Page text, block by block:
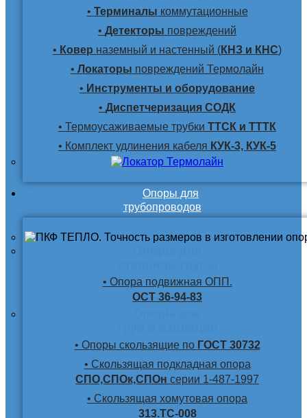
• Терминалы коммутационные
• Детекторы повреждений
• Ковер наземный и настенный (КНЗ и КНС)
• Локаторы повреждений Термолайн
• Инструменты и оборудование
• Диспетчеризация СОДК
• Термоусаживаемые трубки ТТСК и ТТТК
• Комплект удлинения кабеля КУК-3, КУК-5
Опоры для
трубопроводов
• Опора подвижная ОПП.
ОСТ 36-94-83
• Опоры скользящие по ГОСТ 30732
• Скользящая подкладная опора
СПО,СПОк,СПОн серии 1-487-1997
• Скользящая хомутовая опора
313.ТС-008